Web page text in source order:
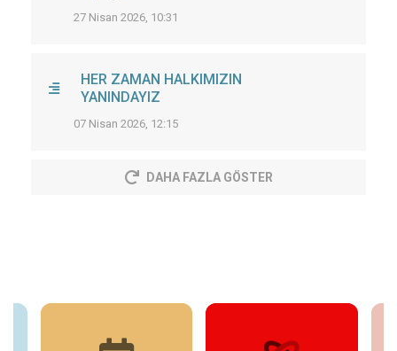
27 Nisan 2026, 10:31
HER ZAMAN HALKIMIZIN
YANINDAYIZ
07 Nisan 2026, 12:15
DAHA FAZLA GÖSTER